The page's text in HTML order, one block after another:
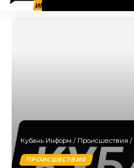
Кубань Информ / Происшествия /
ПРОИСШЕСТВИЯ